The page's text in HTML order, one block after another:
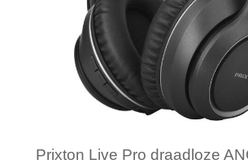
Prixton Live Pro draadloze